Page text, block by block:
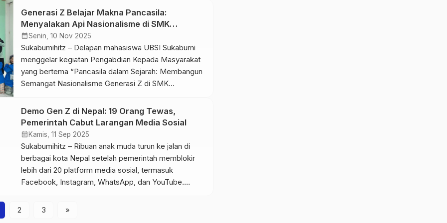
swasta, khususnya di Jakarta, hadir dengan sistem
pembelajaran yang lebih fleksibel, inovatif, dan dekat
dengan kebutuhan pasar kerja modern. Berikut 5
keunggulan kampus […]
Generasi Z Belajar Makna Pancasila:
Menyalakan Api Nasionalisme di SMK
Azzainiyah
calendar_monthSenin, 10 Nov 2025
Sukabumihitz – Delapan mahasiswa UBSI Sukabumi
menggelar kegiatan Pengabdian Kepada Masyarakat
yang bertema “Pancasila dalam Sejarah: Membangun
Semangat Nasionalisme Generasi Z di SMK
(6/11) mulai pukul 08.00-10.00 WIB di SMK
Azzainiyyah, berlokasi di Jl. KHM Zezen ZA Nagrog
Sinar Barokah, Perbawati, Kabupaten Sukabumi, Jawa
Barat. Menghidupkan Nilai Pancasila di […]
Demo Gen Z di Nepal: 19 Orang Tewas,
Pemerintah Cabut Larangan Media Sosial
calendar_month Kamis, 11 Sep 2025
Sukabumihitz – Ribuan anak muda turun ke jalan di
berbagai kota Nepal setelah pemerintah memblokir
lebih dari 20 platform media sosial, termasuk
Facebook, Instagram, WhatsApp, dan YouTube.
sekaligus menekan pemerintah agar segera
2 3 »